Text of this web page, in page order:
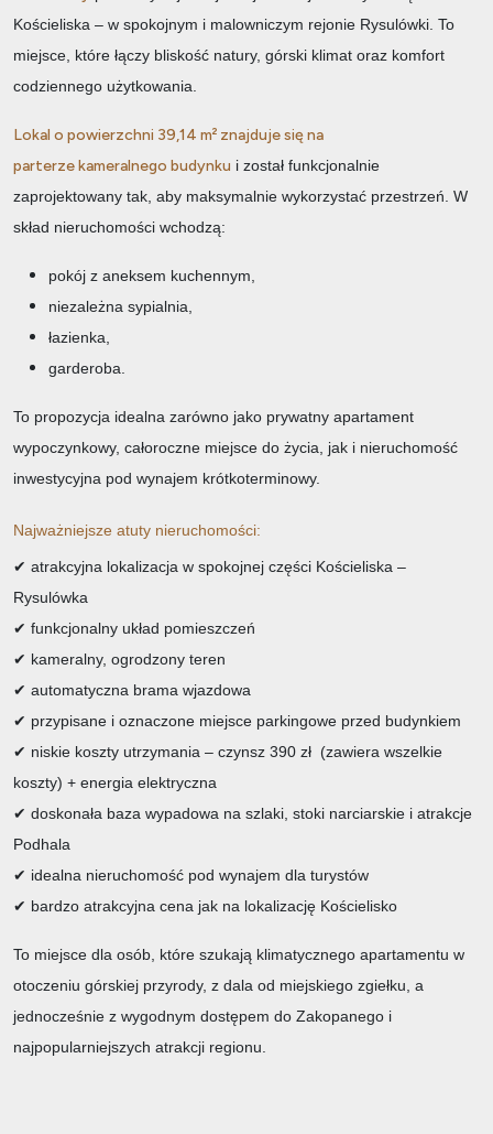
Kościeliska – w spokojnym i malowniczym rejonie Rysulówki. To
miejsce, które łączy bliskość natury, górski klimat oraz komfort
codziennego użytkowania.
Lokal o powierzchni 39,14 m² znajduje się na
parterze kameralnego budynku i został funkcjonalnie
zaprojektowany tak, aby maksymalnie wykorzystać przestrzeń. W
skład nieruchomości wchodzą:
pokój z aneksem kuchennym,
niezależna sypialnia,
łazienka,
garderoba.
To propozycja idealna zarówno jako prywatny apartament
wypoczynkowy, całoroczne miejsce do życia, jak i nieruchomość
inwestycyjna pod wynajem krótkoterminowy.
Najważniejsze atuty nieruchomości:
✔ atrakcyjna lokalizacja w spokojnej części Kościeliska –
Rysulówka
✔ funkcjonalny układ pomieszczeń
✔ kameralny, ogrodzony teren
✔ automatyczna brama wjazdowa
✔ przypisane i oznaczone miejsce parkingowe przed budynkiem
✔ niskie koszty utrzymania – czynsz 390 zł (zawiera wszelkie
koszty) + energia elektryczna
✔ doskonała baza wypadowa na szlaki, stoki narciarskie i atrakcje
Podhala
✔ idealna nieruchomość pod wynajem dla turystów
✔ bardzo atrakcyjna cena jak na lokalizację Kościelisko
To miejsce dla osób, które szukają klimatycznego apartamentu w
otoczeniu górskiej przyrody, z dala od miejskiego zgiełku, a
jednocześnie z wygodnym dostępem do Zakopanego i
najpopularniejszych atrakcji regionu.